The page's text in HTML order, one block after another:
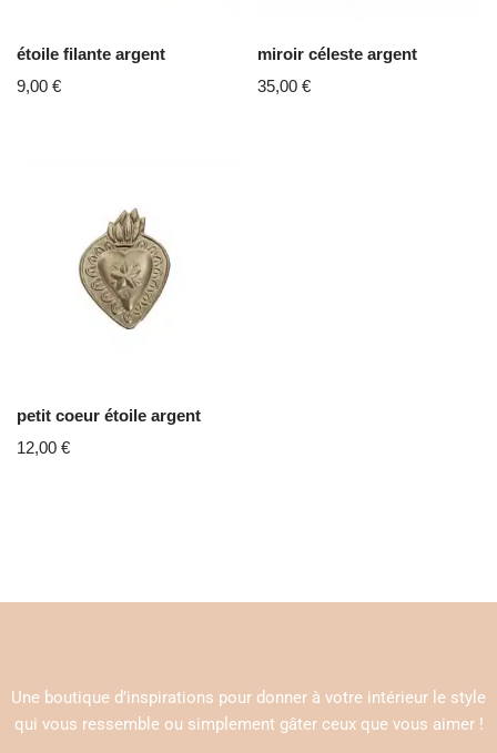
étoile filante argent
9,00 €
miroir céleste argent
35,00€
petit coeur étoile argent
12,00 €
Une boutique d’inspirations pour donner à votre intérieur le style
qui vous ressemble ou simplement gâter ceux que vous aimer !